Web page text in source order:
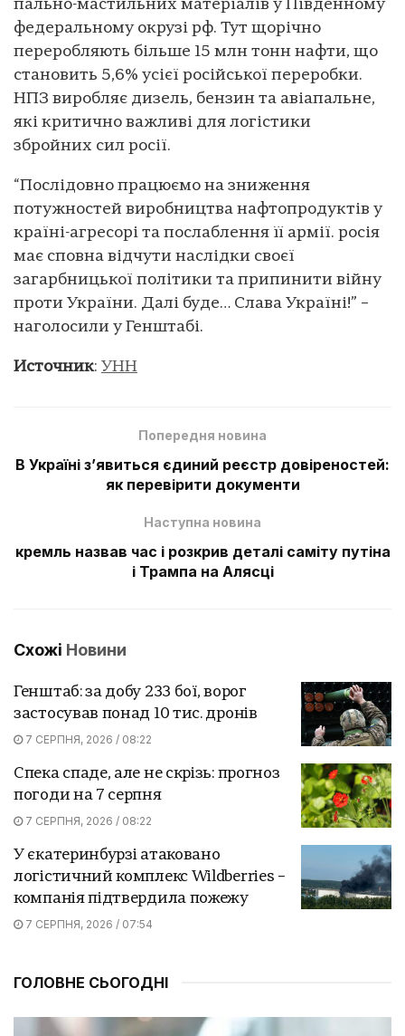
пально-мастильних матеріалів у Південному
федеральному окрузі рф. Тут щорічно
переробляють більше 15 млн тонн нафти, що
становить 5,6% усієї російської переробки.
НПЗ виробляє дизель, бензин та авіапальне,
які критично важливі для логістики
збройних сил росії.
“Послідовно працюємо на зниження
потужностей виробництва нафтопродуктів у
країні-агресорі та послаблення її армії. росія
має сповна відчути наслідки своєї
загарбницької політики та припинити війну
проти України. Далі буде… Слава Україні!” –
наголосили у Генштабі.
Источник: УНН
Попередня новина
В Україні з’явиться єдиний реєстр довіреностей:
як перевірити документи
Наступна новина
кремль назвав час і розкрив деталі саміту путіна
і Трампа на Алясці
Схожі Новини
Генштаб: за добу 233 бої, ворог
застосував понад 10 тис. дронів
7 СЕРПНЯ, 2026 / 08:22
Спека спаде, але не скрізь: прогноз
погоди на 7 серпня
7 СЕРПНЯ, 2026 / 08:22
У єкатеринбурзі атаковано
логістичний комплекс Wildberries –
компанія підтвердила пожежу
7 СЕРПНЯ, 2026 / 07:54
ГОЛОВНЕ СЬОГОДНІ